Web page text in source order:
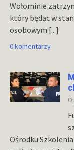
Wołominie
który będąc w
osobowym [...]
0 komentarzy
Ośrodku